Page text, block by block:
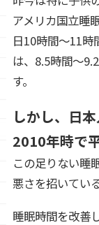
アメリカ国立睡
日10時間～11時
は、8.5時間～
す。
しかし、日
2010年時で
この足りない睡
悪さを招いてい
睡眠時間を改善